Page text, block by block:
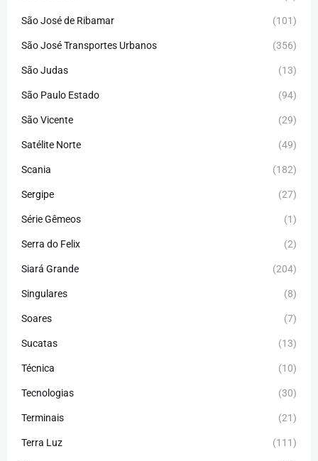
São José de Ribamar (101)
São José Transportes Urbanos (356)
São Judas (13)
São Paulo Estado (94)
São Vicente (29)
Satélite Norte (49)
Scania (182)
Sergipe (27)
Série Gêmeos (1)
Serra do Felix (2)
Siará Grande (204)
Singulares (8)
Soares (7)
Sucatas (13)
Técnica (10)
Tecnologias (30)
Terminais (21)
Terra Luz (111)